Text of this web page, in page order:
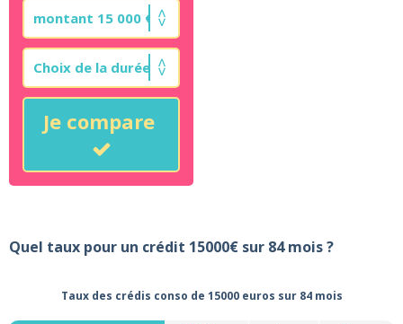
Je compare
Quel taux pour un crédit 15000€ sur 84 mois ?
Taux des crédis conso de 15000 euros sur 84 mois